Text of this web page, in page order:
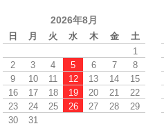
2026年8月
日 月 火 水 木 金
土
1
2
3 4 5 6 7
8
9
10 11 12 13 14
15
16
17 18 19 20 21
22
23
24 25 26 27 28
29
30
31